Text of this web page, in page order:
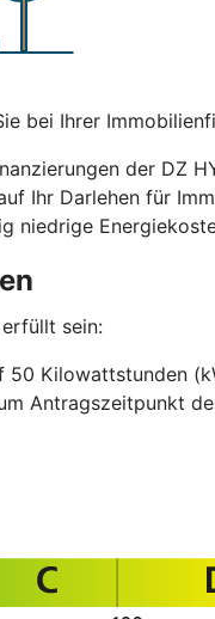
bei Ihrer
der DZ
Ihr Darlehen für
niedrige
sein:
Kilowattstunden
Antragszeitpunkt